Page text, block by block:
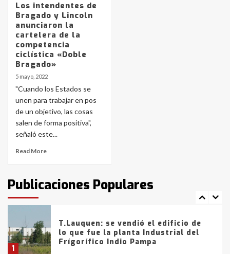
Los intendentes de
Bragado y Lincoln
anunciaron la
cartelera de la
competencia
ciclística «Doble
Bragado»
5 mayo, 2022
"Cuando los Estados se
unen para trabajar en pos
de un objetivo, las cosas
salen de forma positiva",
señaló este...
Read More
Publicaciones Populares
4
joven de Trenque Lauquen
5
Los precios de los combustibles en
6
La Bolsa de Cereales de Bahía
Blanca anticipa que Agosto vendrá
con lluvias y heladas, en gran parte
fueron detenidos por
comercialización de drogas en la
tarde del sábado
1
T.Lauquen: se vendió el edificio de
lo que fue la planta Industrial del
Frígorífico Indio Pampa